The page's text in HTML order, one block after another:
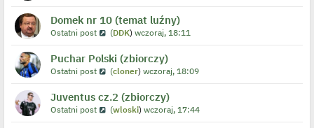
Domek nr 10 (temat luźny)
Ostatni post (DDK) wczoraj, 18:11
Puchar Polski (zbiorczy)
Ostatni post (cloner) wczoraj, 18:09
Juventus cz.2 (zbiorczy)
Ostatni post (wloski) wczoraj, 17:44